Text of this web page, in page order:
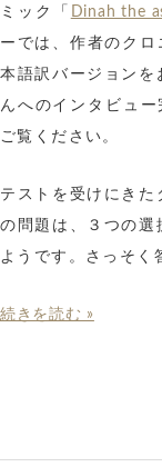
ミック「 Dinah the
ーでは、作者のク
本語訳バージョン
んへのインタビュー
ご覧ください。
テストを受けにき
の問題は、３つの
ようです。さっそく
続きを読む »